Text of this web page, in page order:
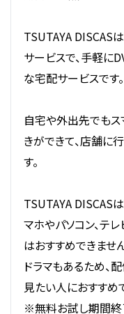
TSUTAYA DISCAS
サービスで、手軽に
な宅配サービスです。
自宅や外出先でもス
きができて、店舗に
す。
TSUTAYA DISCAS
マホやパソコン、テ
はおすすめできませ
ドラマもあるため、
見たい人におすすめ
※無料お試し期間終